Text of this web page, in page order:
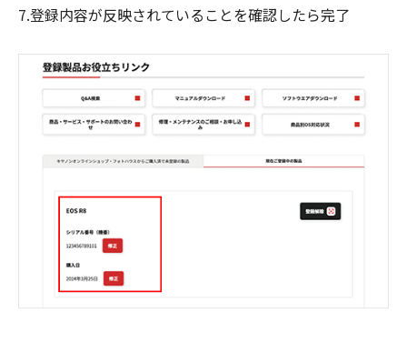
7.登録内容が反映されていることを確認したら完了